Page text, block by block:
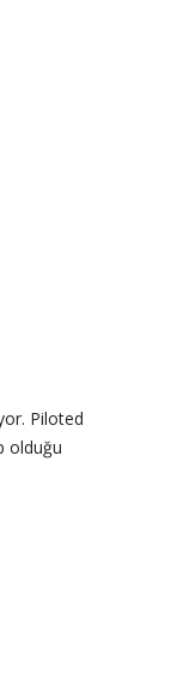
Piloted
olduğu